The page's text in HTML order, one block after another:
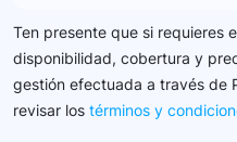
Ten presente que si requieres
disponibilidad, cobertura y
gestión efectuada a través de
revisar los términos y